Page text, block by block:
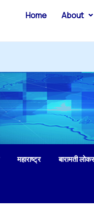
Home About
महाराष्ट्र बारामती